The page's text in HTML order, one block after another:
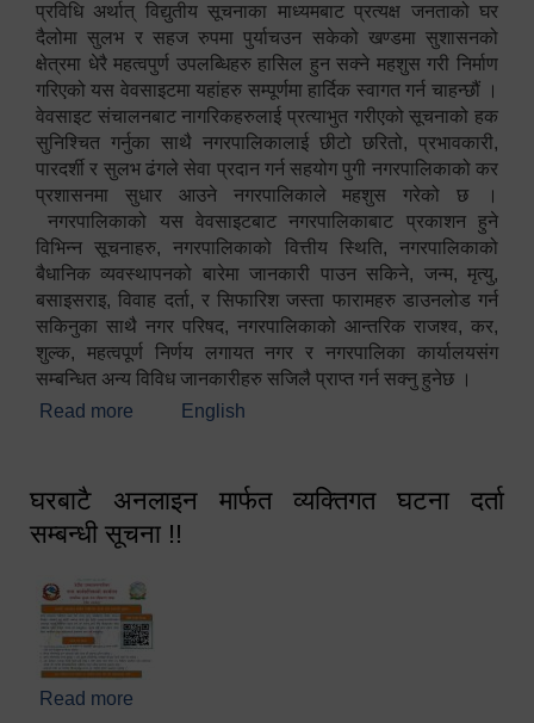
प्रविधि अर्थात् विद्युतीय सूचनाका माध्यमबाट प्रत्यक्ष जनताको घर
दैलोमा सुलभ र सहज रुपमा पुर्याचउन सकेको खण्डमा सुशासनको
क्षेत्रमा धेरै महत्वपुर्ण उपलब्धिहरु हासिल हुन सक्ने महशुस गरी निर्माण
गरिएको यस वेवसाइटमा यहांहरु सम्पूर्णमा हार्दिक स्वागत गर्न चाहन्छौं ।
वेवसाइट संचालनबाट नागरिकहरुलाई प्रत्याभुत गरीएको सूचनाको हक
सुनिश्चित गर्नुका साथै नगरपालिकालाई छीटो छरितो, प्रभावकारी,
पारदर्शी र सुलभ ढंगले सेवा प्रदान गर्न सहयोग पुगी नगरपालिकाको कर
प्रशासनमा सुधार आउने नगरपालिकाले महशुस गरेको छ ।
नगरपालिकाको यस वेवसाइटबाट नगरपालिकाबाट प्रकाशन हुने
विभिन्न सूचनाहरु, नगरपालिकाको वित्तीय स्थिति, नगरपालिकाको
बैधानिक व्यवस्थापनको बारेमा जानकारी पाउन सकिने, जन्म, मृत्यु,
बसाइसराइ, विवाह दर्ता, र सिफारिश जस्ता फारामहरु डाउनलोड गर्न
सकिनुका साथै नगर परिषद, नगरपालिकाको आन्तरिक राजश्व, कर,
शुल्क, महत्वपूर्ण निर्णय लगायत नगर र नगरपालिका कार्यालयसंग
सम्बन्धित अन्य विविध जानकारीहरु सजिलै प्राप्त गर्न सक्नु हुनेछ ।
Read more about स्वागतम!!!
English
घरबाटै अनलाइन मार्फत व्यक्तिगत घटना दर्ता
सम्बन्धी सूचना !!
Read more